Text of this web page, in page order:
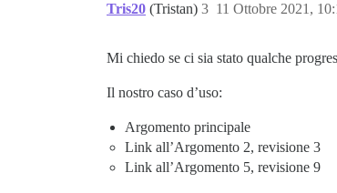
Tris20 (Tristan) 11 Ottobre 2021,
3
Mi chiedo se ci sia stato qualche
Il nostro caso d’uso:
Argomento principale
Link all’Argomento 2, revisione 3
Link all’Argomento 5, revisione 9